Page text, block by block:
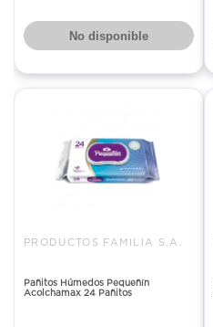
No disponible
PRODUCTOS FAMILIA S.A.
Pañitos Húmedos Pequeñín
Acolchamax 24 Pañitos